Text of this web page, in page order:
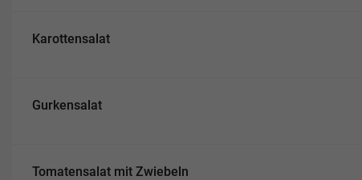
Karottensalat
Gurkensalat
Tomatensalat mit Zwiebeln